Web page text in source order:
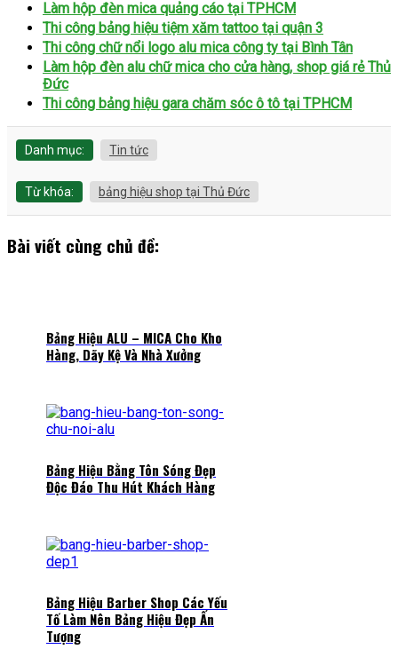
Làm hộp đèn mica quảng cáo tại TPHCM
Thi công bảng hiệu tiệm xăm tattoo tại quận 3
Thi công chữ nổi logo alu mica công ty tại Bình Tân
Làm hộp đèn alu chữ mica cho cửa hàng, shop giá rẻ Thủ
Đức
Thi công bảng hiệu gara chăm sóc ô tô tại TPHCM
Danh mục: Tin tức
Từ khóa: bảng hiệu shop tại Thủ Đức
Bài viết cùng chủ đề:
Bảng Hiệu ALU – MICA Cho Kho
Hàng, Dãy Kệ Và Nhà Xưởng
Bảng Hiệu Bằng Tôn Sóng Đẹp
Độc Đáo Thu Hút Khách Hàng
Bảng Hiệu Barber Shop Các Yếu
Tố Làm Nên Bảng Hiệu Đẹp Ấn
Tượng